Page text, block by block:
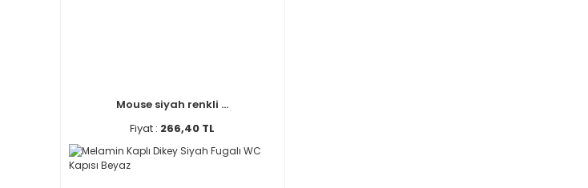
Mouse siyah renkli ...
Fiyat : 266,40 TL